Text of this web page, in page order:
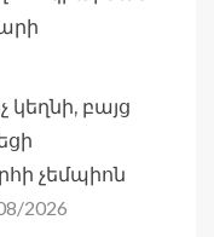
կեղնի, բայց
չեմպիոն
2026